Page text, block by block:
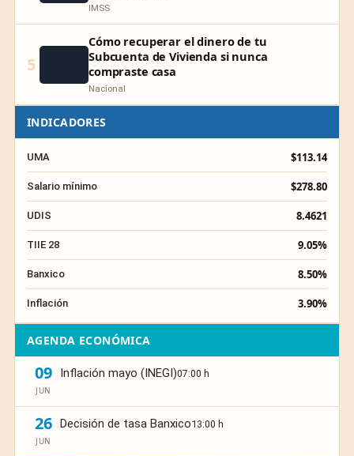
IMSS
5
Cómo recuperar el dinero de tu
Subcuenta de Vivienda si nunca
compraste casa
Nacional
INDICADORES
UMA $113.14
Salario mínimo $278.80
UDIS 8.4621
TIIE 28 9.05%
Banxico 8.50%
Inflación 3.90%
AGENDA ECONÓMICA
09
JUN
Inflación mayo (INEGI)07:00 h
26
JUN
Decisión de tasa Banxico13:00 h